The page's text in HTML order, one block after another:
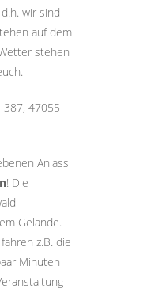
d.h. wir sind
auf dem
stehen
387, 47055
Anlass
! Die
Gelände.
z.B. die
Minuten